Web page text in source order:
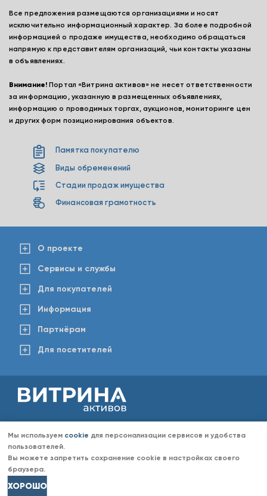
Все предложения размещаются организациями и носят
исключительно информационный характер. За более подробной
информацией о продаже имущества, необходимо обращаться
напрямую к представителям организаций, чьи контакты указаны
в объявлениях.
Внимание! Портал «Витрина активов» не несет ответственности
за информацию, указанную в размещенных объявлениях,
информацию о проводимых торгах, аукционов, мониторинге цен
и других форм позиционирования объектов.
Памятка покупателю
Виды обременений
Стадии продаж имущества
Финансовая грамотность
О проекте
Сервисы и службы
Для покупателей
Информация
Партнёрам
Для посетителей
является публичной офертой, определяемой положениями Статьи 437 Гражданского кодекса РФ.
Любое копирование информации с сайта разрешено только с согласия администрации «Витрина
информации (объявлений) без объяснений причин отказа.
Мы используем cookie для персонализации сервисов и удобства
пользователей.
Вы можете запретить сохранение cookie в настройках своего
браузера.
ХОРОШО